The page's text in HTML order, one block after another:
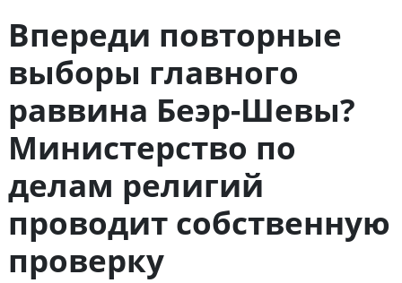
Впереди повторные
выборы главного
раввина Беэр-Шевы?
Министерство по
делам религий
проводит собственную
проверку